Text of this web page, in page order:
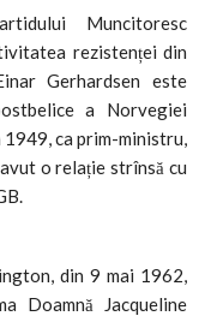
Muncitoresc
rezistenței din
Gerhardsen este
a Norvegiei
ca prim-ministru,
o relație strînsă cu
din 9 mai 1962,
Doamnă Jacqueline